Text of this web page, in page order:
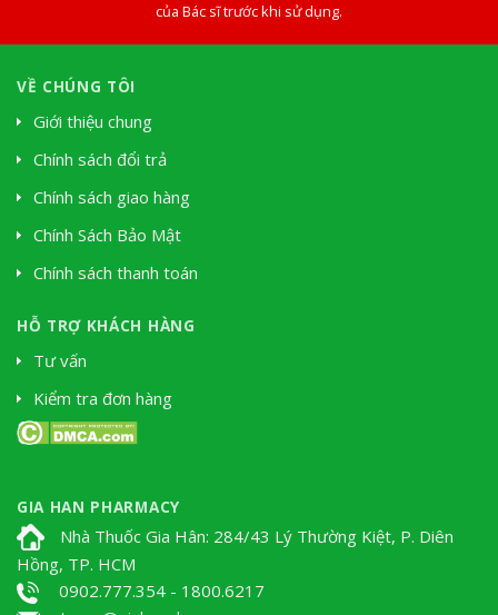
của Bác sĩ trước khi sử dụng.
VỀ CHÚNG TÔI
Giới thiệu chung
Chính sách đổi trả
Chính sách giao hàng
Chính Sách Bảo Mật
Chính sách thanh toán
HỖ TRỢ KHÁCH HÀNG
Tư vấn
Kiểm tra đơn hàng
GIA HAN PHARMACY
Nhà Thuốc Gia Hân: 284/43 Lý Thường Kiệt, P. Diên
Hồng, TP. HCM
0902.777.354 - 1800.6217